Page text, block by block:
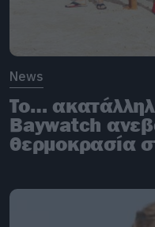
News
To…
Baywatch
θερμοκρασία